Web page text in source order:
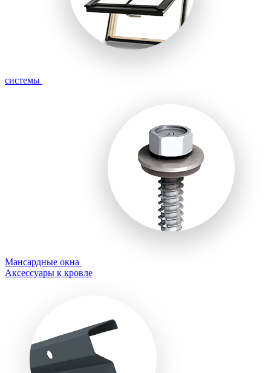
системы
Мансардные окна
Аксессуары к кровле